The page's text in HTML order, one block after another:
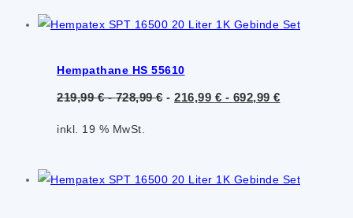
Hempathane HS 55610
219,99€-728,99€- 216,99 € - 692,99 €
inkl. 19 % MwSt.